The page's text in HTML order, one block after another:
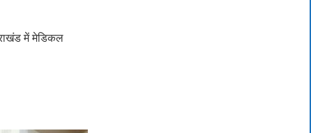
में मेडिकल